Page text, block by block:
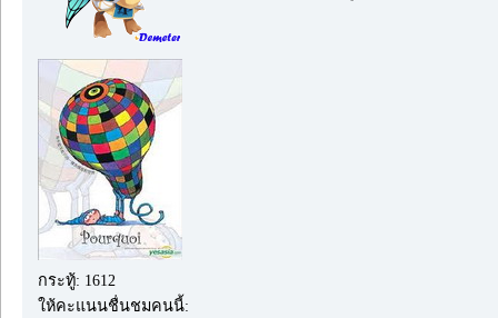
กระทู้: 1612
ให้คะแนนชื่นชมคนนี้: